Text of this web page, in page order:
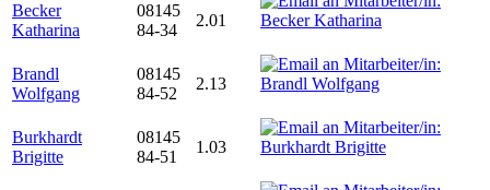
Becker
Katharina
08145
84-34
2.01
Brandl
Wolfgang
08145
84-52
2.13
Burkhardt
Brigitte
08145
84-51
1.03